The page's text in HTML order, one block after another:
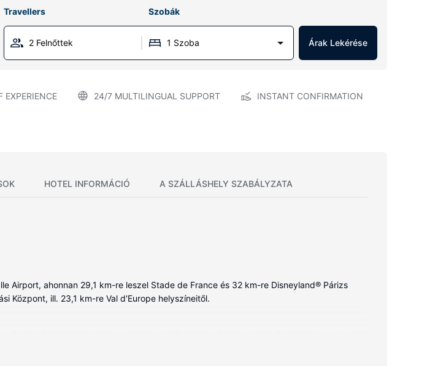
Travellers Szobák
2 Felnőttek 1 Szoba Árak Lekérése
EXPERIENCE 24/7 MULTILINGUAL SUPPORT INSTANT CONFIRMATION
HOTEL INFORMÁCIÓ A SZÁLLÁSHELY SZABÁLYZATA
Airport, ahonnan 29,1 km-re leszel Stade de France és 32 km-re Disneyland® Párizs
Központ, ill. 23,1 km-re Val d'Europe helyszíneitől.
zuhanyzó. A kényelmi felszerelések és szolgáltatások közé tartozik íróasztal és külön